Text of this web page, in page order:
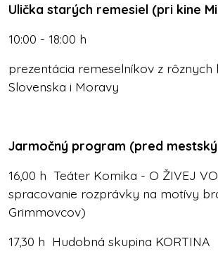
Ulička starých remesiel (pri kine
10:00 - 18:00 h
prezentácia remeselníkov z rôznych
Slovenska i Moravy
Jarmočný program (pred
16,00 h Teáter Komika - O ŽIVEJ
spracovanie rozprávky na motívy
Grimmovcov)
17,30 h Hudobná skupina KORTINA